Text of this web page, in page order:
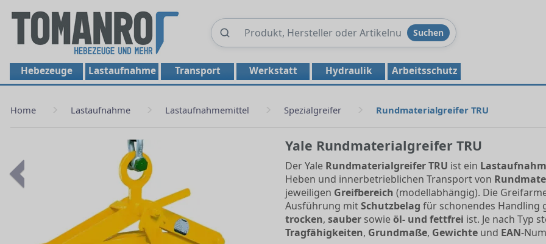
Produkte
Suchen
Hebezeuge Lastaufnahme Transport Werkstatt Hydraulik Arbeitsschutz
Home Lastaufnahme Lastaufnahmemittel Spezialgreifer Rundmaterialgreifer TRU
Yale Rundmaterialgreifer TRU
Der Yale Rundmaterialgreifer TRU ist ein
Heben und innerbetrieblichen Transport von
jeweiligen Greifbereich (modellabhängig). Die
Ausführung mitSchutzbelag für schonendes Handling
trocken, saubersowieöl- und fettfrei ist. Je nach Typ
Tragfähigkeiten, Grundmaße, Gewichteund EAN-